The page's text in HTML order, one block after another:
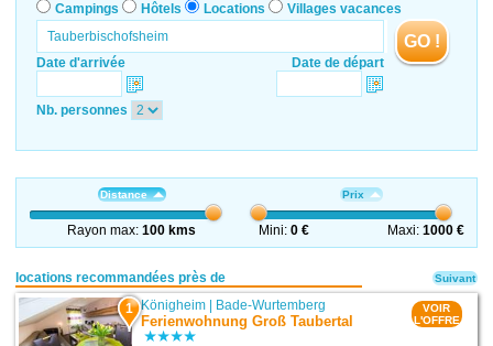
Campings Hôtels Locations Villages vacances
Date d'arrivée Date de départ
GO !
Nb. personnes
Distance
Rayon max:100 kms
Prix
Mini:0 € Maxi: 1000 €
locations recommandées près de
1 Königheim | Bade-Wurtemberg
Ferienwohnung Groß Taubertal
VOIR
L'OFFRE
Suivant